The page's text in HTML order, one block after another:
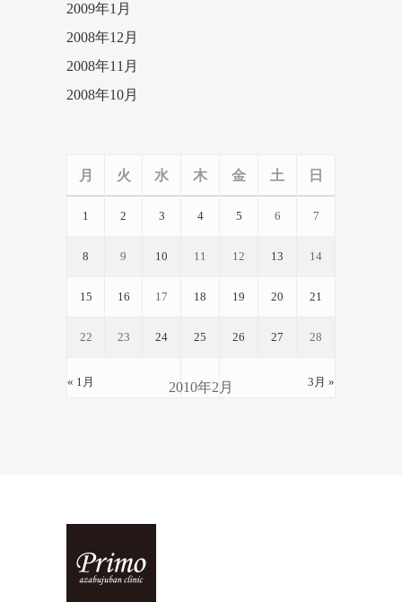
2009年1月
2008年12月
2008年11月
2008年10月
2010年2月
月 火 水 木 金 土 日
« 1月 3月 »
1 2 3 4 5 6 7
8 9 10 11 12 13 14
15 16 17 18 19 20 21
22 23 24 25 26 27 28